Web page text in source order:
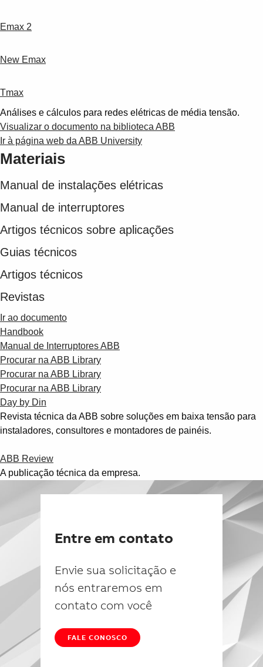
Emax 2
New Emax
Tmax
Análises e cálculos para redes elétricas de média tensão.
Visualizar o documento na biblioteca ABB
Ir à página web da ABB University
Materiais
Manual de instalações elétricas
Manual de interruptores
Artigos técnicos sobre aplicações
Guias técnicos
Artigos técnicos
Revistas
Ir ao documento
Handbook
Manual de Interruptores ABB
Procurar na ABB Library
Procurar na ABB Library
Procurar na ABB Library
Day by Din
Revista técnica da ABB sobre soluções em baixa tensão para
instaladores, consultores e montadores de painéis.
ABB Review
A publicação técnica da empresa.
Entre em contato
Envie sua solicitação e
nós entraremos em
contato com você
FALE CONOSCO